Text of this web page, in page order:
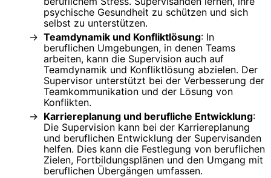
psychische Gesundheit zu schützen und sich
selbst zu unterstützen.
Teamdynamik und Konfliktlösung: In
beruflichen Umgebungen, in denen Teams
arbeiten, kann die Supervision auch auf
Teamdynamik und Konfliktlösung abzielen. Der
Supervisor unterstützt bei der Verbesserung der
Teamkommunikation und der Lösung von
Konflikten.
Karriereplanung und berufliche Entwicklung:
Die Supervision kann bei der Karriereplanung
und beruflichen Entwicklung der Supervisanden
helfen. Dies kann die Festlegung von beruflichen
Zielen, Fortbildungsplänen und den Umgang mit
beruflichen Übergängen umfassen.